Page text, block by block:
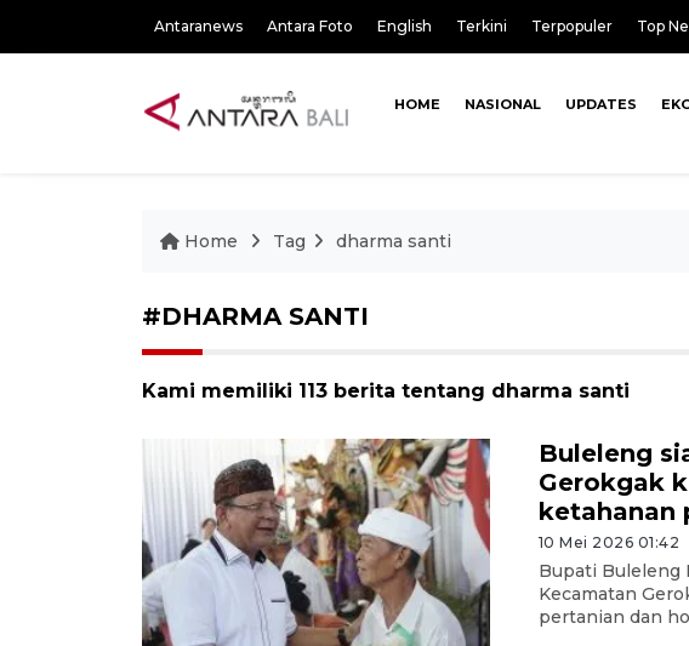
Antaranews Antara Foto English Terkini Terpopuler Top
HOME NASIONAL UPDATES
Home Tag dharma santi
#DHARMA SANTI
Kami memiliki 113 berita tentang dharma santi
Buleleng
Gerokgak
ketahanan
10 Mei 2026 01:42
Bupati Buleleng
Kecamatan
pertanian dan